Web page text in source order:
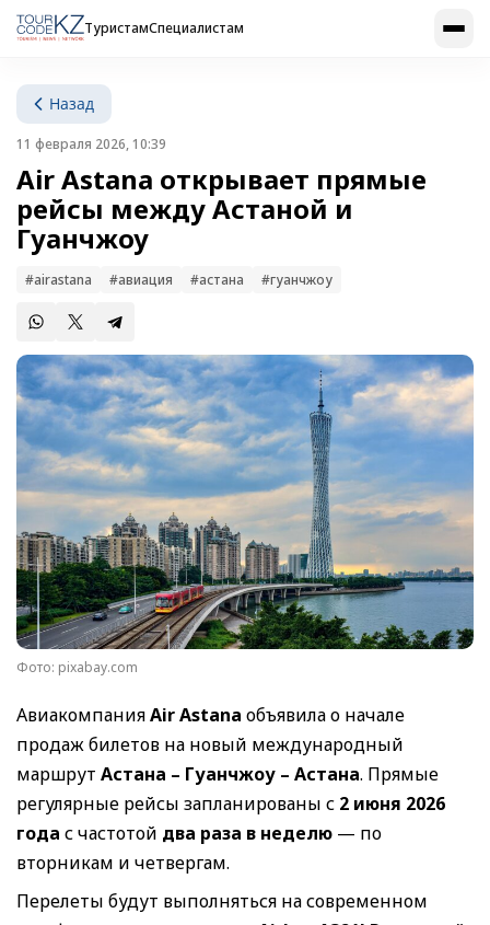
ТуристамСпециалистам
Назад
11 февраля 2026, 10:39
Air Astana открывает прямые
рейсы между Астаной и
Гуанчжоу
#airastana #авиация #астана #гуанчжоу
Фото: pixabay.com
АвиакомпанияAir Astana объявила о начале
продаж билетов на новый международный
маршрут Астана – Гуанчжоу – Астана. Прямые
регулярные рейсы запланированы с 2 июня 2026
года с частотой два раза в неделю — по
вторникам и четвергам.
Перелеты будут выполняться на современном